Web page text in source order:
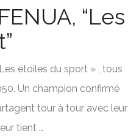
“Les
étoiles du sport » , tous
Un champion confirmé
tour à tour avec leur
tient …